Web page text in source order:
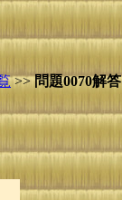
>>問題0070解答